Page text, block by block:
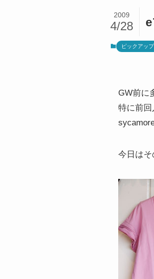
2009
4/28
ピックアップ
GW前に
特に前
今日はそ